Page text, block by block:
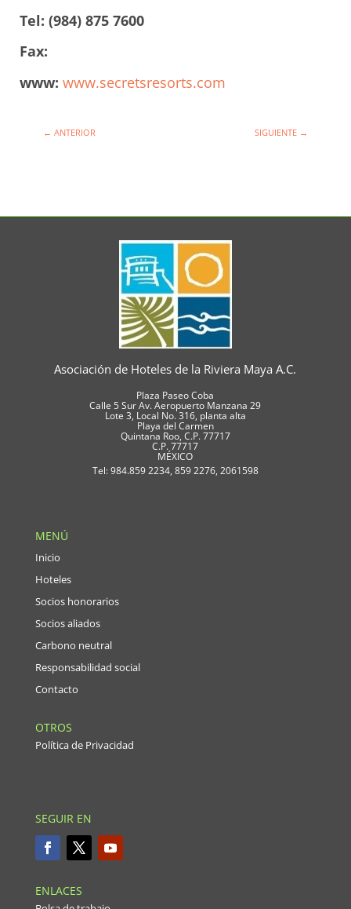
Tel: (984) 875 7600
Fax:
www: www.secretsresorts.com
← ANTERIOR SIGUIENTE →
Asociación de Hoteles de la Riviera Maya A.C.
Plaza Paseo Coba
Calle 5 Sur Av. Aeropuerto Manzana 29
Lote 3, Local No. 316, planta alta
Playa del Carmen
Quintana Roo, C.P. 77717
C.P. 77717
MÉXICO
Tel: 984.859 2234, 859 2276, 2061598
MENÚ
Inicio
Hoteles
Socios honorarios
Socios aliados
Carbono neutral
Responsabilidad social
Contacto
OTROS
Política de Privacidad
SEGUIR EN
ENLACES